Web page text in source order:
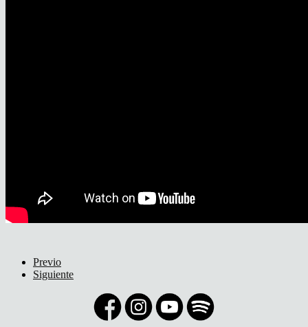
Previo
Siguiente